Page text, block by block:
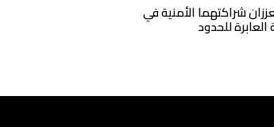
شراكتهما الأمنية في
للحدود